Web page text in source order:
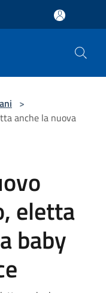
>
anche la nuova
eletta
baby